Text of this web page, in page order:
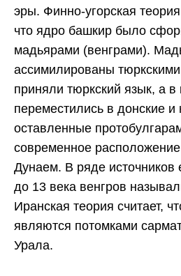
эры. Финно-угорская
что ядро башкир было
мадьярами (венграми).
ассимилированы
приняли тюркский язык, а в
переместились в донские и
оставленные
современное
Дунаем. В ряде источников
до 13 века венгров
Иранская теория считает,
являются потомками
Урала.